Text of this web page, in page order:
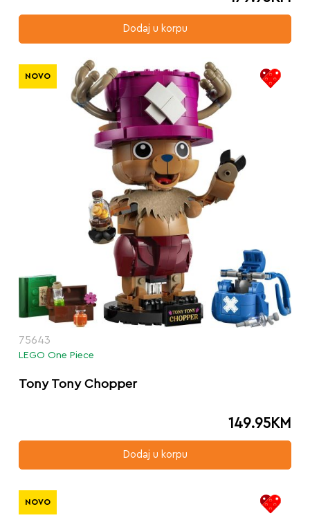
Dodaj u korpu
75643
LEGO One Piece
Tony Tony Chopper
149.95KM
Dodaj u korpu
NOVO
NOVO